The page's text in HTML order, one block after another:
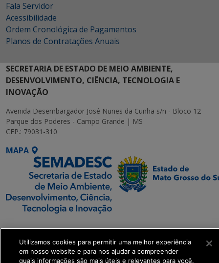
Fala Servidor
Acessibilidade
Ordem Cronológica de Pagamentos
Planos de Contratações Anuais
SECRETARIA DE ESTADO DE MEIO AMBIENTE,
DESENVOLVIMENTO, CIÊNCIA, TECNOLOGIA E
INOVAÇÃO
Avenida Desembargador José Nunes da Cunha s/n - Bloco 12
Parque dos Poderes - Campo Grande | MS
CEP.: 79031-310
MAPA
SETDIG | Secretaria-
Executiva de
Transformação Digital
Utilizamos cookies para permitir uma melhor experiência
em nosso website e para nos ajudar a compreender
quais informações são mais úteis e relevantes para você.